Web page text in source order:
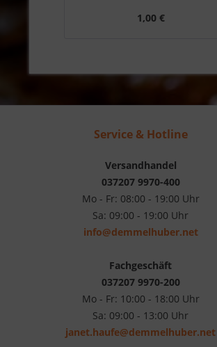
1,00 €
Service & Hotline
Versandhandel
037207 9970-400
Mo - Fr: 08:00 - 19:00 Uhr
Sa: 09:00 - 19:00 Uhr
info@demmelhuber.net
Fachgeschäft
037207 9970-200
Mo - Fr: 10:00 - 18:00 Uhr
Sa: 09:00 - 13:00 Uhr
janet.haufe@demmelhuber.net